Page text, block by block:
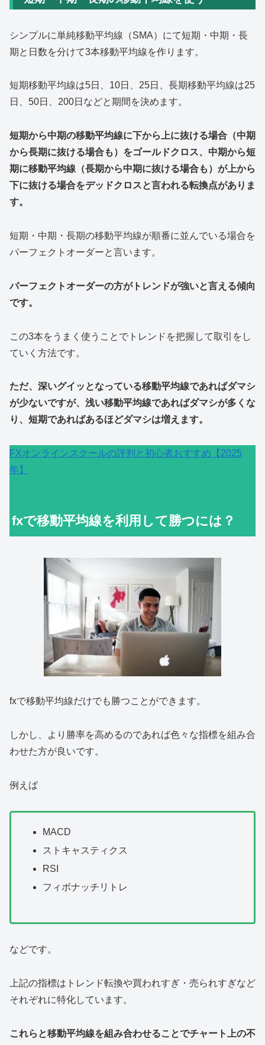
シンプルに単純移動平均線（SMA）にて短期・中期・長
期と日数を分けて3本移動平均線を作ります。
短期移動平均線は5日、10日、25日、長期移動平均線は25
日、50日、200日などと期間を決めます。
短期から中期の移動平均線に下から上に抜ける場合（中期
から長期に抜ける場合も）をゴールドクロス、中期から短
期に移動平均線（長期から中期に抜ける場合も）が上から
下に抜ける場合をデッドクロスと言われる転換点がありま
す。
短期・中期・長期の移動平均線が順番に並んでいる場合を
パーフェクトオーダーと言います。
パーフェクトオーダーの方がトレンドが強いと言える傾向
です。
この3本をうまく使うことでトレンドを把握して取引をし
ていく方法です。
ただ、深いグイッとなっている移動平均線であればダマシ
が少ないですが、浅い移動平均線であればダマシが多くな
り、短期であればあるほどダマシは増えます。
FXオンラインスクールの評判と初心者おすすめ【2025
年】
fxで移動平均線を利用して勝つには？
fxで移動平均線だけでも勝つことができます。
しかし、より勝率を高めるのであれば色々な指標を組み合
わせた方が良いです。
例えば
MACD
ストキャスティクス
RSI
フィボナッチリトレ
などです。
上記の指標はトレンド転換や買われすぎ・売られすぎなど
それぞれに特化しています。
これらと移動平均線を組み合わせることでチャート上の不